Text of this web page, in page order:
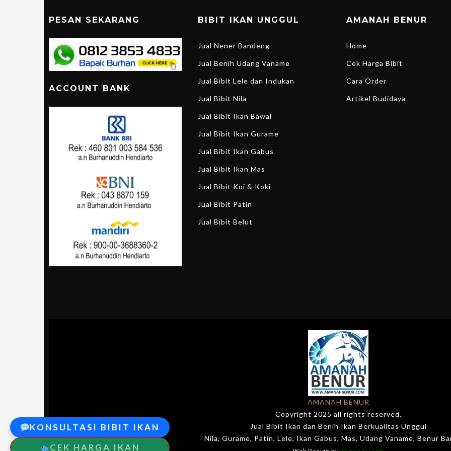
PESAN SEKARANG
ACCOUNT BANK
BIBIT IKAN UNGGUL
Jual Nener Bandeng
Jual Benih Udang Vaname
Jual Bibit Lele dan Indukan
Jual Bibit Nila
Jual Bibit Ikan Bawal
Jual Bibit Ikan Gurame
Jual Bibit Ikan Gabus
Jual Bibit Ikan Mas
Jual Bibit Koi & Koki
Jual Bibit Patin
Jual Bibit Belut
AMANAH BENUR
Home
Cek Harga Bibit
Cara Order
Artikel Budidaya
AMANAH BENUR
Copyright 2025 all rights reserved.
Jual Bibit Ikan dan Benih Ikan Berkualitas Unggul
Nila, Gurame, Patin, Lele, Ikan Gabus, Mas, Udang Vaname, Benur
KONSULTASI BIBIT IKAN
CEK HARGA IKAN